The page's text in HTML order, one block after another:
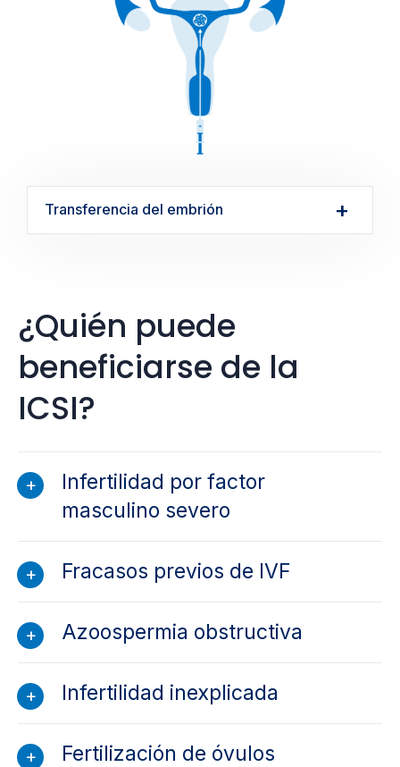
Transferencia del embrión
¿Quién puede
beneficiarse de la
ICSI?
Infertilidad por factor
masculino severo
Fracasos previos de IVF
Azoospermia obstructiva
Infertilidad inexplicada
Fertilización de óvulos